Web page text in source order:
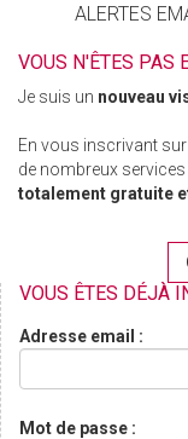
ALERTES
VOUS N'ÊTES PAS
Je suis un nouveau
En vous inscrivant
de nombreux
totalement gratuite
VOUS ÊTES DÉJÀ
Adresse email :
Mot de passe :